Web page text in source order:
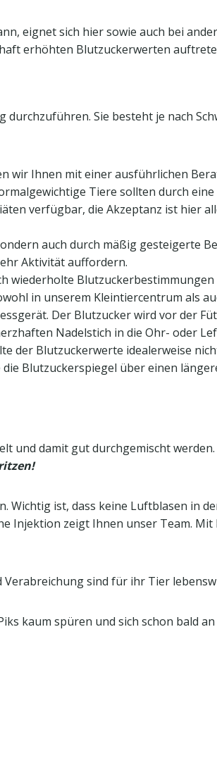
eignet sich hier sowie auch bei
erhöhten Blutzuckerwerten
Sie besteht je nach
wir Ihnen mit einer ausführlichen
Tiere sollten durch
verfügbar, die Akzeptanz ist hier
auch durch mäßig gesteigerte
Aktivität auffordern.
wiederholte
in unserem Kleintiercentrum als
Der Blutzucker wird vor der
Nadelstich in die Ohr- oder
der Blutzuckerwerte idealerweise
Blutzuckerspiegel über einen
und damit gut durchgemischt
Wichtig ist, dass keine Luftblasen in
Injektion zeigt Ihnen unser Team.
sind für ihr Tier
kaum spüren und sich schon bald